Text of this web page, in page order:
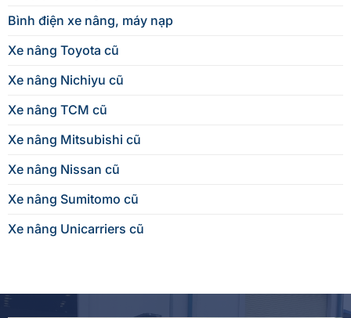
Bình điện xe nâng, máy nạp
Xe nâng Toyota cũ
Xe nâng Nichiyu cũ
Xe nâng TCM cũ
Xe nâng Mitsubishi cũ
Xe nâng Nissan cũ
Xe nâng Sumitomo cũ
Xe nâng Unicarriers cũ